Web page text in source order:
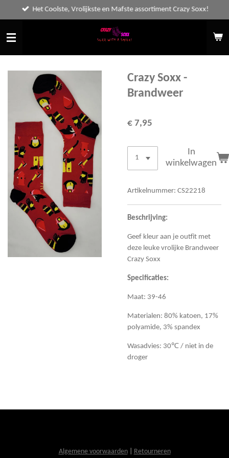
direct
naar
de
hoofdinhoud
Het Coolste, Vrolijkste en Mafste assortiment Crazy Soxx!
Crazy Soxx -
Brandweer
€ 7,95
In
winkelwagen
Artikelnummer: CS22218
Beschrijving:
Geef kleur aan je outfit met
deze leuke vrolijke Brandweer
Crazy Soxx
Specificaties:
Maat: 39-46
Materialen: 80% katoen, 17%
polyamide, 3% spandex
Wasadvies: 30℃ / niet in de
droger
Algemene voorwaarden| Retourneren